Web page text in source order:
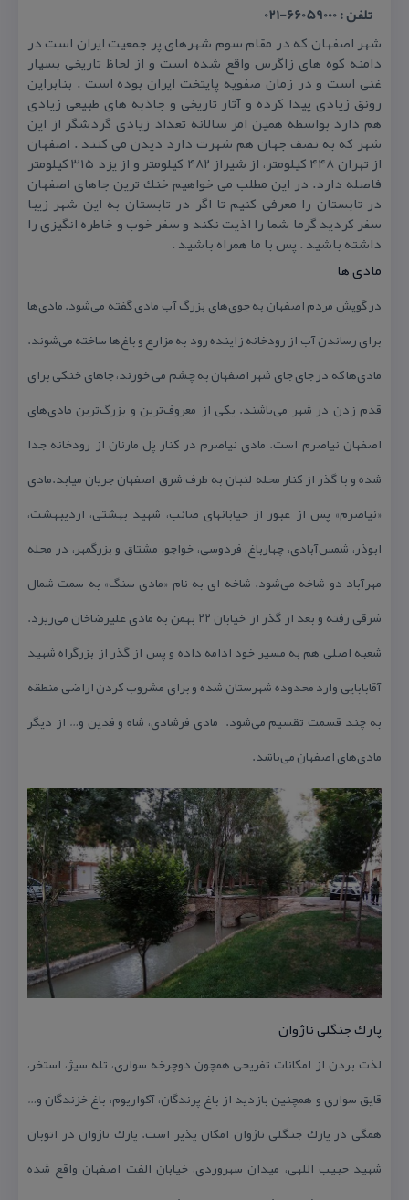
تلفن : 66059000-021
شهر اصفهان كه در مقام سوم شهرهای پر جمعیت ایران است در
دامنه كوه های زاگرس واقع شده است و از لحاظ تاریخی بسیار
غنی است و در زمان صفویه پایتخت ایران بوده است . بنابراین
رونق زیادی پیدا كرده و آثار تاریخی و جاذبه های طبیعی زیادی
هم دارد بواسطه همین امر سالانه تعداد زیادی گردشگر از این
شهر كه به نصف جهان هم شهرت دارد دیدن می كنند . اصفهان
از تهران ۴۴۸ كیلومتر، از شیراز ۴۸۲ كیلومتر و از یزد ۳۱۵ كیلومتر
فاصله دارد. در این مطلب می خواهیم خنك ترین جاهای اصفهان
در تابستان را معرفی كنیم تا اگر در تابستان به این شهر زیبا
سفر كردید گرما شما را اذیت نكند و سفر خوب و خاطره انگیزی را
داشته باشید . پس با ما همراه باشید .
مادی ها
در گویش مردم اصفهان به جوی‌های بزرگ آب مادی گفته می‌شود. مادی‌‌ها
برای رساندن آب از رودخانه زاینده رود به مزارع و باغ‌ها ساخته می‌شوند.
مادی‌ها كه در جای جای شهر اصفهان به چشم می خورند، جاهای خنكی برای
قدم زدن در شهر می‌باشند. یكی از معروف‌ترین و بزرگ‌ترین مادی‌های
اصفهان نیاصرم است. مادی نیاصرم در كنار پل مارنان از رودخانه جدا
شده و با گذر از كنار محله لنبان به طرف شرق اصفهان جریان میابد.مادی
«نیاصرم» پس از عبور از خیابانهای صائب، شهید بهشتی، اردیبهشت،
ابوذر، شمس‌آبادی، چهارباغ، فردوسی، خواجو، مشتاق و بزرگمهر، در محله
مهرآباد دو شاخه می‌شود. شاخه ای به نام «مادی سنگ» به سمت شمال
شرقی رفته و بعد از گذر از خیابان ۲۲ بهمن به مادی علیرضاخان می‌ریزد.
شعبه اصلی هم به مسیر خود ادامه داده و پس از گذر از بزرگراه شهید
آقابابایی وارد محدوده شهرستان شده و برای مشروب كردن اراضی منطقه
به چند قسمت تقسیم می‌شود. مادی فرشادی، شاه و فدین و… از دیگر
مادی‌های اصفهان می‌باشد.
پارك جنگلی ناژوان
لذت بردن از امكانات تفریحی همچون دوچرخه سواری، تله سیژ، استخر،
قایق سواری و همچنین بازدید از باغ پرندگان، آكواریوم، باغ خزندگان و…
همگی در پارك جنگلی ناژوان امكان پذیر است. پارك ناژوان در اتوبان
شهید حبیب اللهی، میدان سهروردی، خیابان الفت اصفهان واقع شده